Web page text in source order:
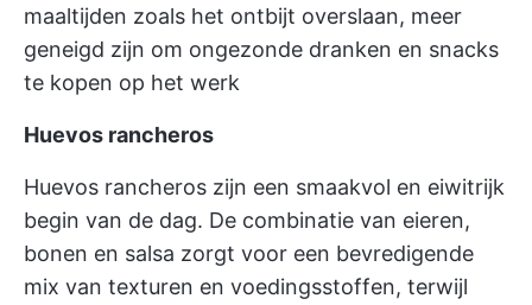
maaltijden zoals het ontbijt overslaan, meer
geneigd zijn om ongezonde dranken en snacks
te kopen op het werk
Huevos rancheros
Huevos rancheros zijn een smaakvol en eiwitrijk
begin van de dag. De combinatie van eieren,
bonen en salsa zorgt voor een bevredigende
mix van texturen en voedingsstoffen, terwijl